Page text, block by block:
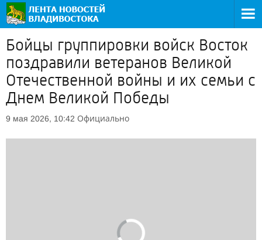
Бойцы группировки войск Восток
поздравили ветеранов Великой
Отечественной войны и их семьи с
Днем Великой Победы
9 мая 2026, 10:42 Официально